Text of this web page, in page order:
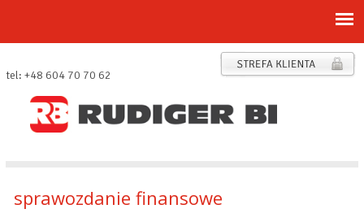
tel: +48 604 70 70 62
sprawozdanie finansowe